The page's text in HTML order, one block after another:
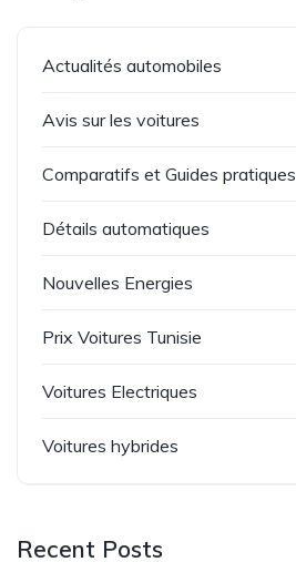
Actualités automobiles
Avis sur les voitures
Comparatifs et Guides pratiques
Détails automatiques
Nouvelles Energies
Prix Voitures Tunisie
Voitures Electriques
Voitures hybrides
Recent Posts